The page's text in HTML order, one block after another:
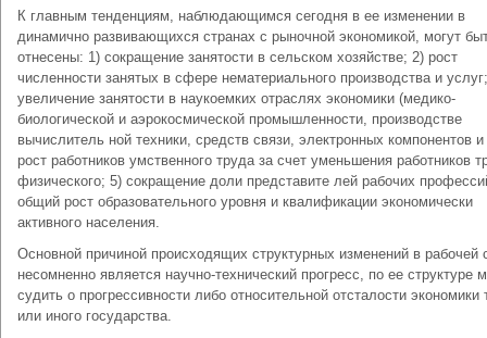
К главным тенденциям, наблюдающимся сегодня в ее изменении в
динамично развивающихся странах с рыночной экономикой, могут
отнесены: 1) сокращение занятости в сельском хозяйстве; 2) рост
численности занятых в сфере нематериального производства и
увеличение занятости в наукоемких отраслях экономики (медико-
биологической и аэрокосмической промышленности, производстве
вычислитель ной техники, средств связи, электронных компонентов
рост работников умственного труда за счет уменьшения работников
физического; 5) сокращение доли представите лей рабочих
общий рост образовательного уровня и квалификации экономически
активного населения.
Основной причиной происходящих структурных изменений в рабочей
несомненно является научно-технический прогресс, по ее структуре
судить о прогрессивности либо относи­тельной отсталости экономики
или иного государства.